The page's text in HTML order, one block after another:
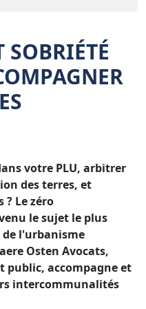
SOBRIÉTÉ
votre PLU, arbitrer
des terres, et
? Le zéro
le sujet le plus
l'urbanisme
Osten Avocats,
public, accompagne et
intercommunalités